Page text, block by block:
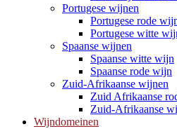
Portugese wijnen
Portugese rode
Portugese witte
Spaanse wijnen
Spaanse witte wijn
Spaanse rode wijn
Zuid-Afrikaanse wijnen
Zuid Afrikaanse
Zuid-Afrikaanse
Wijndomeinen